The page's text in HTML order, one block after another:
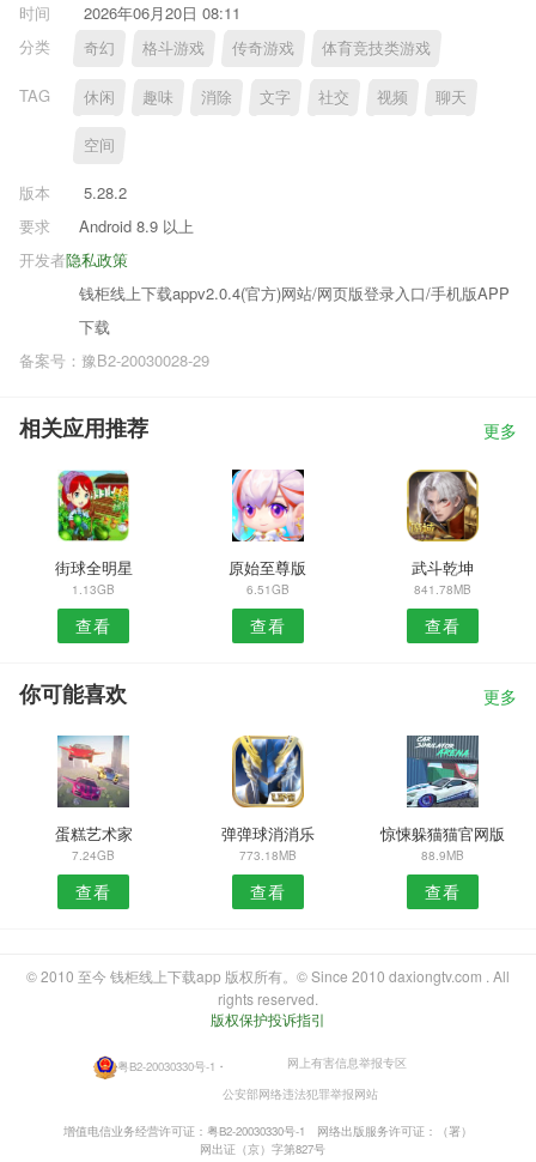
时间
2026年06月20日 08:11
分类
奇幻 格斗游戏 传奇游戏 体育竞技类游戏
TAG 休闲 趣味 消除 文字 社交 视频 聊天
空间
版本
5.28.2
要求
Android 8.9 以上
隐私政策
开发者
钱柜线上下载appv2.0.4(官方)网站/网页版登录入口/手机版APP
下载
备案号：豫B2-20030028-29
相关应用推荐 更多
街球全明星
1.13GB
查看
原始至尊版
6.51GB
查看
武斗乾坤
841.78MB
查看
你可能喜欢 更多
蛋糕艺术家
7.24GB
查看
弹弹球消消乐
773.18MB
查看
惊悚躲猫猫官网版
88.9MB
查看
© 2010 至今 钱柜线上下载app 版权所有。© Since 2010 daxiongtv.com . All
rights reserved.
版权保护投诉指引
粤B2-20030330号-1 ・
网上有害信息举报专区
公安部网络违法犯罪举报网站
增值电信业务经营许可证：粤B2-20030330号-1
网络出版服务许可证：（署）
网出证（京）字第827号